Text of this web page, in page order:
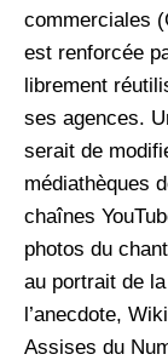
commerciales
est renforcée
librement
ses agences.
serait de
médiathèques
chaînes
photos du
au portrait de
l’anecdote,
Assises du